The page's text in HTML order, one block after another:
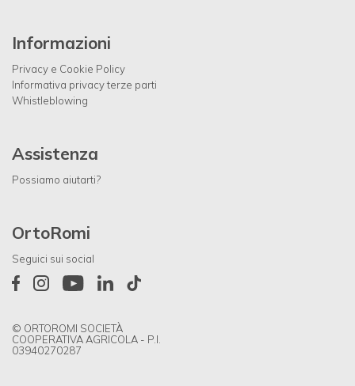
Informazioni
Privacy e Cookie Policy
Informativa privacy terze parti
Whistleblowing
Assistenza
Possiamo aiutarti?
OrtoRomi
Seguici sui social
© ORTOROMI SOCIETÀ
COOPERATIVA AGRICOLA - P.I.
03940270287